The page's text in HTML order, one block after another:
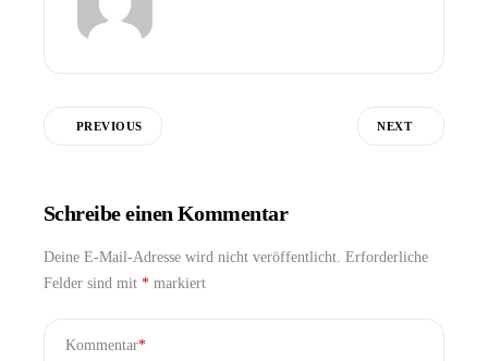
PREVIOUS NEXT
Schreibe einen Kommentar
Deine E-Mail-Adresse wird nicht veröffentlicht. Erforderliche
Felder sind mit * markiert
Kommentar*